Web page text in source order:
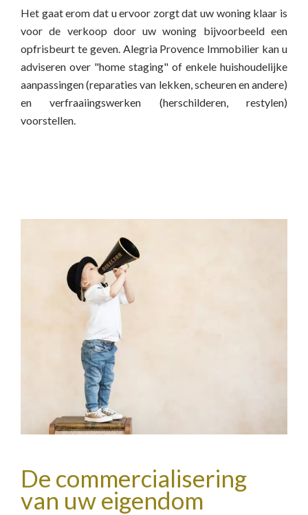
Het gaat erom dat u ervoor zorgt dat uw woning klaar is
voor de verkoop door uw woning bijvoorbeeld een
opfrisbeurt te geven. Alegria Provence Immobilier kan u
adviseren over "home staging" of enkele huishoudelijke
aanpassingen (reparaties van lekken, scheuren en andere)
en verfraaiingswerken (herschilderen, restylen)
voorstellen.
De commercialisering
van uw eigendom